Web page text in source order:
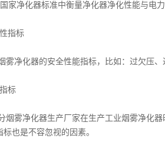
化器标准中衡量净化器净化性能与电力
指标
化器的安全性能指标，比如：过欠压、
标
净化器生产厂家在生产工业烟雾净化器
也是不容忽视的因素。